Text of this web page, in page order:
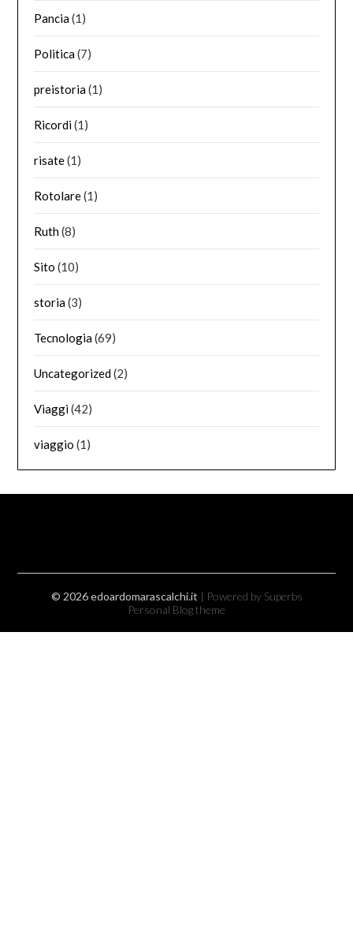
Pancia(1)
Politica(7)
preistoria(1)
Ricordi(1)
risate(1)
Rotolare(1)
Ruth(8)
Sito (10)
storia(3)
Tecnologia(69)
Uncategorized(2)
Viaggi(42)
viaggio (1)
© 2026 edoardomarascalchi.it | Powered by Superbs
Personal Blog theme